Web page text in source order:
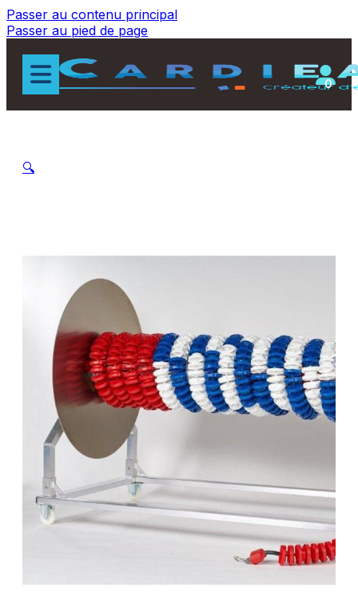
Passer au contenu principal
Passer au pied de page
0
🔍